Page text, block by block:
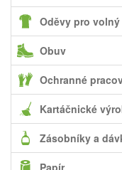
Oděvy pro
Obuv
Ochranné
Kartáčnické
Zásobníky a
Papír